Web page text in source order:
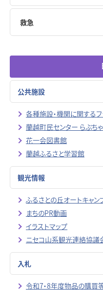
救急
公共施設
各種施設・機関に関する
蘭越町民センター らぶち
花一会図書館
蘭越ふるさと学習館
観光情報
ふるさとの丘オートキャ
まちのPR動画
イラストマップ
ニセコ山系観光連絡協議
入札
令和7・8年度物品の購買